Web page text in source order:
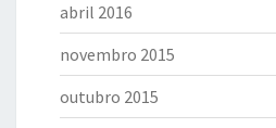
abril 2016
novembro 2015
outubro 2015